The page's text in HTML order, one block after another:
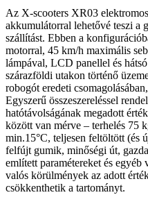
Az X-scooters XR03
akkumulátorral lehetővé teszi a
szállítást. Ebben a
motorral, 45 km/h maximális
lámpával, LCD panellel és
szárazföldi utakon történő
robogót eredeti
Egyszerű összeszereléssel
hatótávolságának megadott
között van mérve – terhelés 75
min.15°C, teljesen feltöltött (és
felfújt gumik, minőségi út,
említett paramétereket és
valós körülmények az adott
csökkenthetik a tartományt.